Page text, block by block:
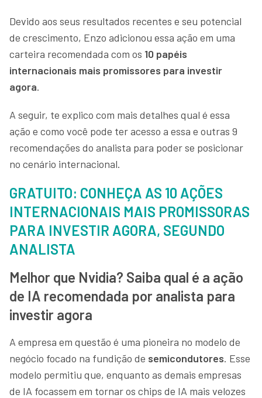
Devido aos seus resultados recentes e seu potencial
de crescimento, Enzo adicionou essa ação em uma
carteira recomendada com os 10 papéis
internacionais mais promissores para investir
agora.
A seguir, te explico com mais detalhes qual é essa
ação e como você pode ter acesso a essa e outras 9
recomendações do analista para poder se posicionar
no cenário internacional.
GRATUITO: CONHEÇA AS 10 AÇÕES
INTERNACIONAIS MAIS PROMISSORAS
PARA INVESTIR AGORA, SEGUNDO
ANALISTA
Melhor que Nvidia? Saiba qual é a ação
de IA recomendada por analista para
investir agora
A empresa em questão é uma pioneira no modelo de
negócio focado na fundição de semicondutores. Esse
modelo permitiu que, enquanto as demais empresas
de IA focassem em tornar os chips de IA mais velozes